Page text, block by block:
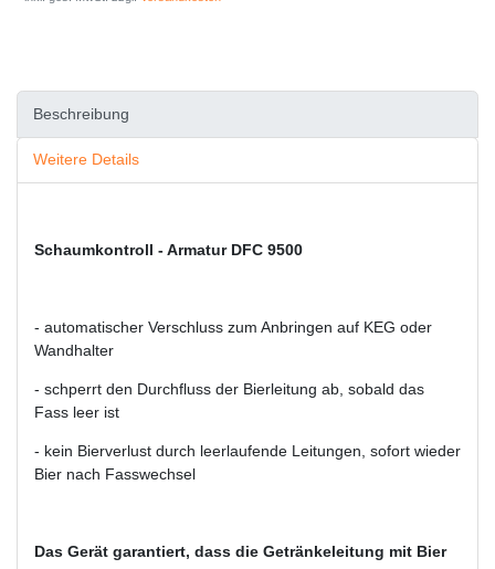
Beschreibung
Weitere Details
Schaumkontroll - Armatur DFC 9500
- automatischer Verschluss zum Anbringen auf KEG oder
Wandhalter
- schperrt den Durchfluss der Bierleitung ab, sobald das
Fass leer ist
- kein Bierverlust durch leerlaufende Leitungen, sofort wieder
Bier nach Fasswechsel
Das Gerät garantiert, dass die Getränkeleitung mit Bier